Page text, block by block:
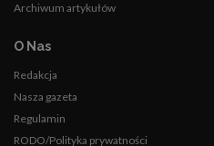
Archiwum artykułów
O Nas
Redakcja
Nasza gazeta
Regulamin
RODO/Polityka prywatności